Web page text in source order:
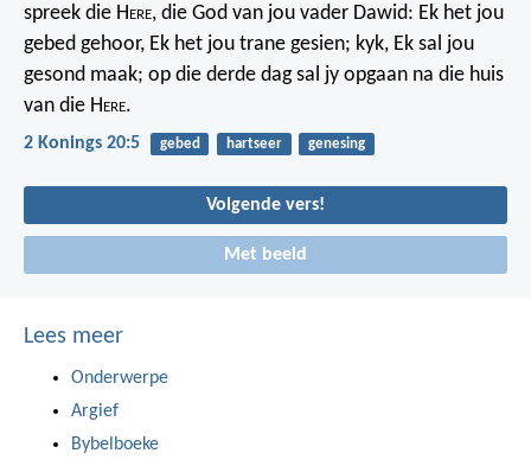
spreek die Here, die God van jou vader Dawid: Ek het jou
gebed gehoor, Ek het jou trane gesien; kyk, Ek sal jou
gesond maak; op die derde dag sal jy opgaan na die huis
van die Here.
2 Konings 20:5 gebed hartseer genesing
Volgende vers!
Met beeld
Lees meer
Onderwerpe
Argief
Bybelboeke